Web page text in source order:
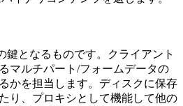
鍵となるものです。クライアント
マルチパート/フォームデータの
かを担当します。ディスクに保存
り、プロキシとして機能して他の